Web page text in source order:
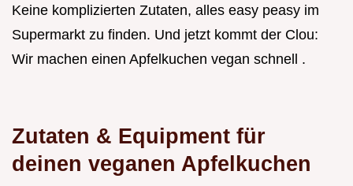
Keine komplizierten Zutaten, alles easy peasy im
Supermarkt zu finden. Und jetzt kommt der Clou:
Wir machen einen Apfelkuchen vegan schnell .
Zutaten & Equipment für
deinen veganen Apfelkuchen